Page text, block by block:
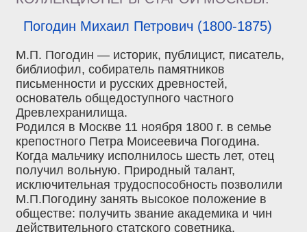
Погодин Михаил Петрович (1800-1875)
М.П. Погодин — историк, публицист, писатель,
библиофил, собиратель памятников
письменности и русских древностей,
основатель общедоступного частного
Древлехранилища.
Родился в Москве 11 ноября 1800 г. в семье
крепостного Петра Моисеевича Погодина.
Когда мальчику исполнилось шесть лет, отец
получил вольную. Природный талант,
исключительная трудоспособность позволили
М.П.Погодину занять высокое положение в
обществе: получить звание академика и чин
действительного статского советника.